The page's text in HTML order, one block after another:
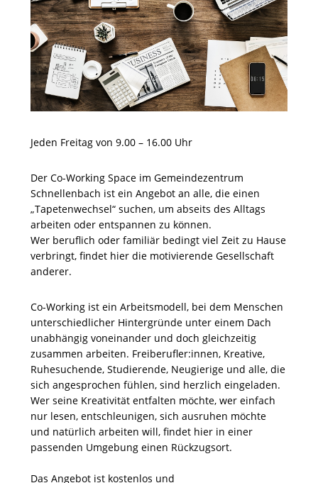
Jeden Freitag von 9.00 – 16.00 Uhr
Der Co-Working Space im Gemeindezentrum
Schnellenbach ist ein Angebot an alle, die einen
„Tapetenwechsel“ suchen, um abseits des Alltags
arbeiten oder entspannen zu können.
Wer beruflich oder familiär bedingt viel Zeit zu Hause
verbringt, findet hier die motivierende Gesellschaft
anderer.
Co-Working ist ein Arbeitsmodell, bei dem Menschen
unterschiedlicher Hintergründe unter einem Dach
unabhängig voneinander und doch gleichzeitig
zusammen arbeiten. Freiberufler:innen, Kreative,
Ruhesuchende, Studierende, Neugierige und alle, die
sich angesprochen fühlen, sind herzlich eingeladen.
Wer seine Kreativität entfalten möchte, wer einfach
nur lesen, entschleunigen, sich ausruhen möchte
und natürlich arbeiten will, findet hier in einer
passenden Umgebung einen Rückzugsort.
Das Angebot ist kostenlos und